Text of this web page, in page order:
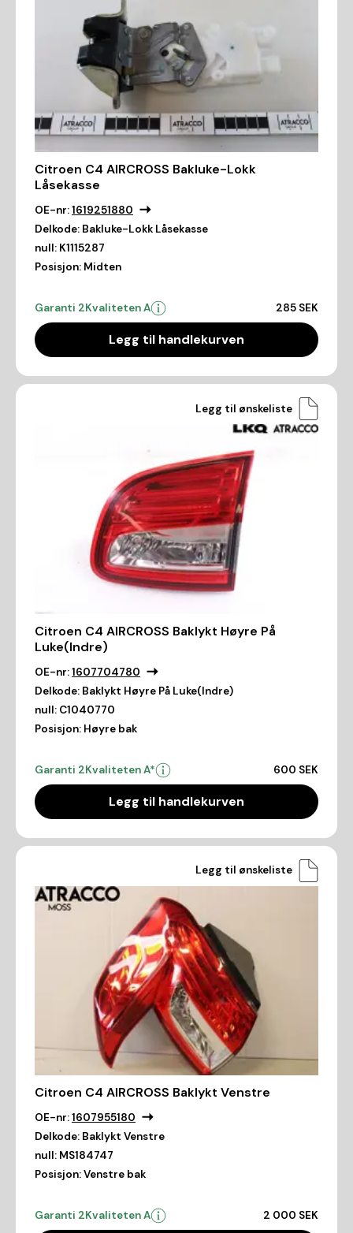
Citroen C4 AIRCROSS Bakluke-Lokk
Låsekasse
OE-nr:1619251880
Delkode: Bakluke-Lokk Låsekasse
null: K1115287
Posisjon: Midten
Garanti 2Kvaliteten A 285 SEK
Legg til handlekurven
Legg til ønskeliste
Citroen C4 AIRCROSS Baklykt Høyre På
Luke(Indre)
OE-nr:1607704780
Delkode: Baklykt Høyre På Luke(Indre)
null: C1040770
Posisjon: Høyre bak
Garanti 2Kvaliteten A* 600 SEK
Legg til handlekurven
Legg til ønskeliste
Citroen C4 AIRCROSS Baklykt Venstre
OE-nr:1607955180
Delkode: Baklykt Venstre
null: MS184747
Posisjon:Venstre bak
Garanti 2Kvaliteten A 2 000 SEK